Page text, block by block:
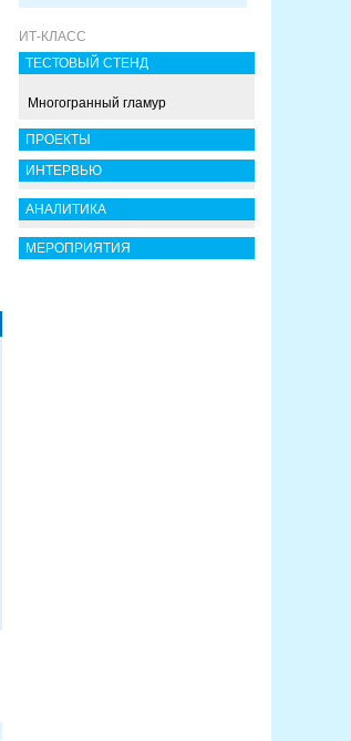
ИТ-КЛАСС
ТЕСТОВЫЙ СТЕНД
Многогранный гламур
ПРОЕКТЫ
ИНТЕРВЬЮ
АНАЛИТИКА
МЕРОПРИЯТИЯ